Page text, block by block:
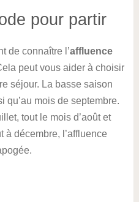
pour partir
de connaître l’affluence
peut vous aider à choisir
séjour. La basse saison
qu’au mois de septembre.
tout le mois d’août et
à décembre, l’affluence